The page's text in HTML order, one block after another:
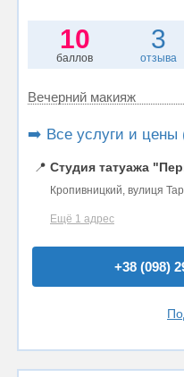
10
баллов
3
отзыва
Вечерний макияж
➡️ Все услуги и цены
📍 Студия татуажа
Кропивницкий, вулиця
Ещё 1 адрес
+38 (098)